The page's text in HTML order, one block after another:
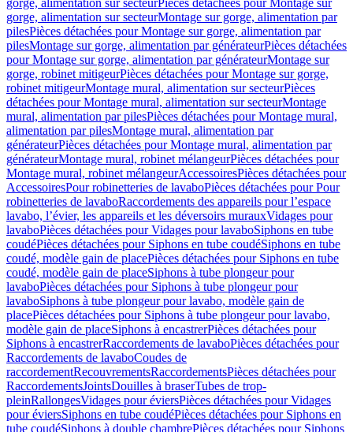
gorge, alimentation sur secteurPièces détachées pour Montage sur
gorge, alimentation sur secteurMontage sur gorge, alimentation par
pilesPièces détachées pour Montage sur gorge, alimentation par
pilesMontage sur gorge, alimentation par générateurPièces détachées
pour Montage sur gorge, alimentation par générateurMontage sur
gorge, robinet mitigeurPièces détachées pour Montage sur gorge,
robinet mitigeurMontage mural, alimentation sur secteurPièces
détachées pour Montage mural, alimentation sur secteurMontage
mural, alimentation par pilesPièces détachées pour Montage mural,
alimentation par pilesMontage mural, alimentation par
générateurPièces détachées pour Montage mural, alimentation par
générateurMontage mural, robinet mélangeurPièces détachées pour
Montage mural, robinet mélangeurAccessoiresPièces détachées pour
AccessoiresPour robinetteries de lavaboPièces détachées pour Pour
robinetteries de lavaboRaccordements des appareils pour l’espace
lavabo, l’évier, les appareils et les déversoirs murauxVidages pour
lavaboPièces détachées pour Vidages pour lavaboSiphons en tube
coudéPièces détachées pour Siphons en tube coudéSiphons en tube
coudé, modèle gain de placePièces détachées pour Siphons en tube
coudé, modèle gain de placeSiphons à tube plongeur pour
lavaboPièces détachées pour Siphons à tube plongeur pour
lavaboSiphons à tube plongeur pour lavabo, modèle gain de
placePièces détachées pour Siphons à tube plongeur pour lavabo,
modèle gain de placeSiphons à encastrerPièces détachées pour
Siphons à encastrerRaccordements de lavaboPièces détachées pour
Raccordements de lavaboCoudes de
raccordementRecouvrementsRaccordementsPièces détachées pour
RaccordementsJointsDouilles à braserTubes de trop-
pleinRallongesVidages pour éviersPièces détachées pour Vidages
pour éviersSiphons en tube coudéPièces détachées pour Siphons en
tube coudéSiphons à double chambrePièces détachées pour Siphons